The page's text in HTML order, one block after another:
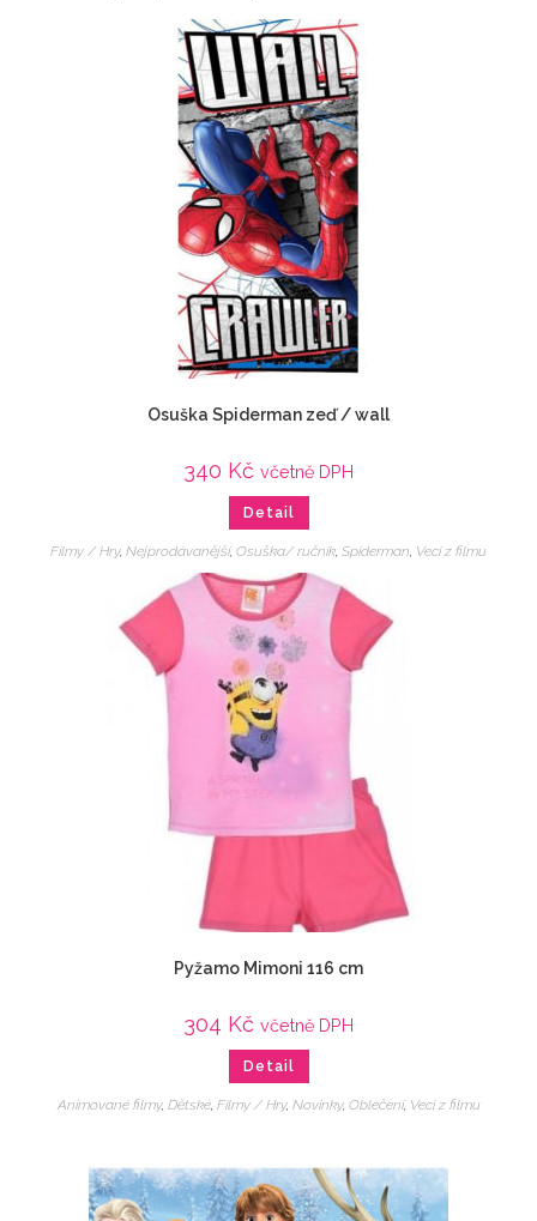
Osuška Spiderman zeď / wall
340 Kč včetně DPH
Detail
Filmy / Hry, Nejprodávanější, Osuška/ ručník, Spiderman, Veci z filmu
Pyžamo Mimoni 116 cm
304 Kč včetně DPH
Detail
Animované filmy, Dětské, Filmy / Hry, Novinky, Oblečení, Veci z filmu